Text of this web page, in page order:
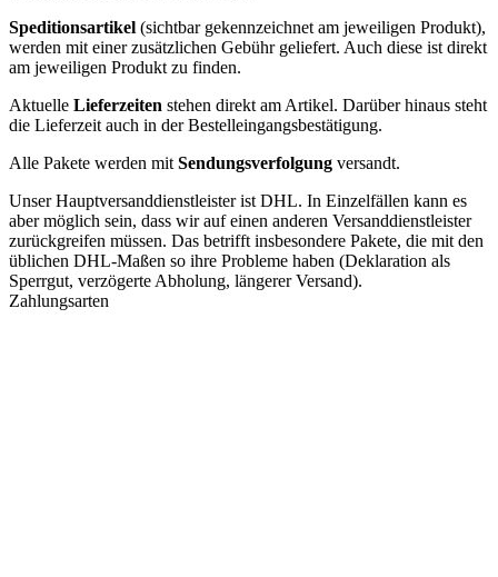
Speditionsartikel (sichtbar gekennzeichnet am jeweiligen Produkt),
werden mit einer zusätzlichen Gebühr geliefert. Auch diese ist direkt
am jeweiligen Produkt zu finden.
Aktuelle Lieferzeiten stehen direkt am Artikel. Darüber hinaus steht
die Lieferzeit auch in der Bestelleingangsbestätigung.
Alle Pakete werden mit Sendungsverfolgung versandt.
Unser Hauptversanddienstleister ist DHL. In Einzelfällen kann es
aber möglich sein, dass wir auf einen anderen Versanddienstleister
zurückgreifen müssen. Das betrifft insbesondere Pakete, die mit den
üblichen DHL-Maßen so ihre Probleme haben (Deklaration als
Sperrgut, verzögerte Abholung, längerer Versand).
Zahlungsarten